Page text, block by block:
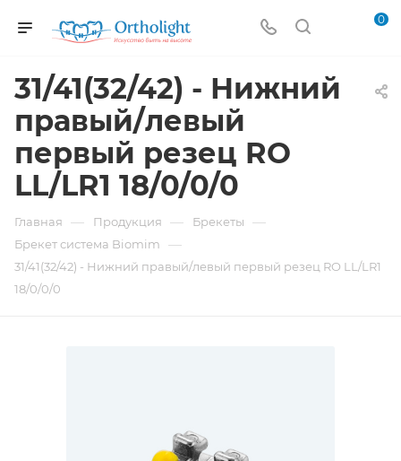
0
31/41(32/42) - Нижний
правый/левый
первый резец RO
LL/LR1 18/0/0/0
Главная — Продукция — Брекеты —
Брекет система Biomim —
31/41(32/42) - Нижний правый/левый первый резец RO LL/LR1
18/0/0/0